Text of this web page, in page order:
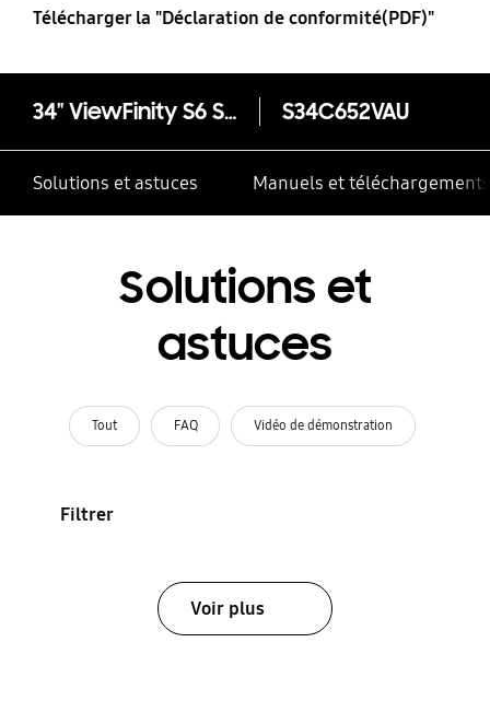
Télécharger la "Déclaration de conformité(PDF)"
34" ViewFinity S6 S65VC S34C652VAU
Solutions et astuces Manuels et téléchargements
Solutions et
astuces
Tout FAQ Vidéo de démonstration
Filtrer
Voir plus